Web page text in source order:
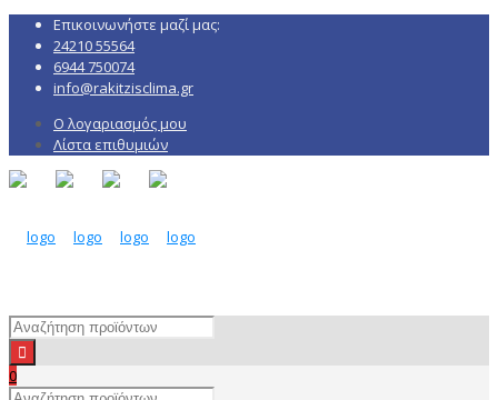
Επικοινωνήστε μαζί μας:
24210 55564
6944 750074
info@rakitzisclima.gr
Ο λογαριασμός μου
Λίστα επιθυμιών
0